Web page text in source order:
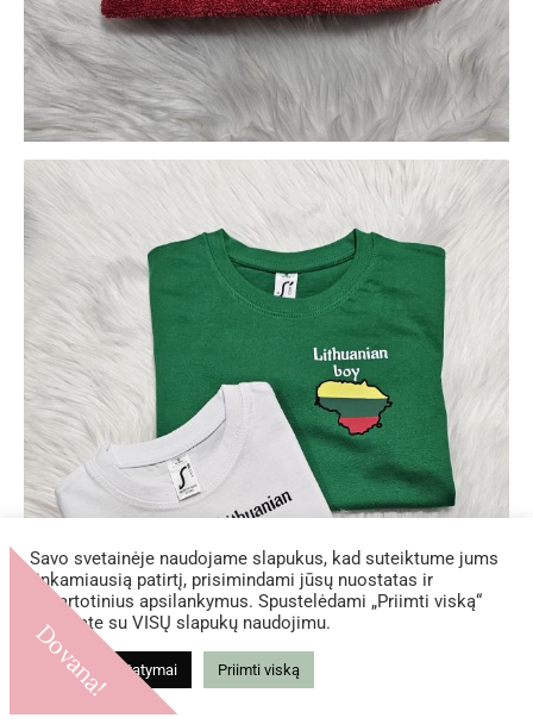
Savo svetainėje naudojame slapukus, kad suteiktume jums
tinkamiausią patirtį, prisimindami jūsų nuostatas ir
pakartotinius apsilankymus. Spustelėdami „Priimti viską“
sutinkate su VISŲ slapukų naudojimu.
Slapukų nustatymai Priimti viską
Dovana!